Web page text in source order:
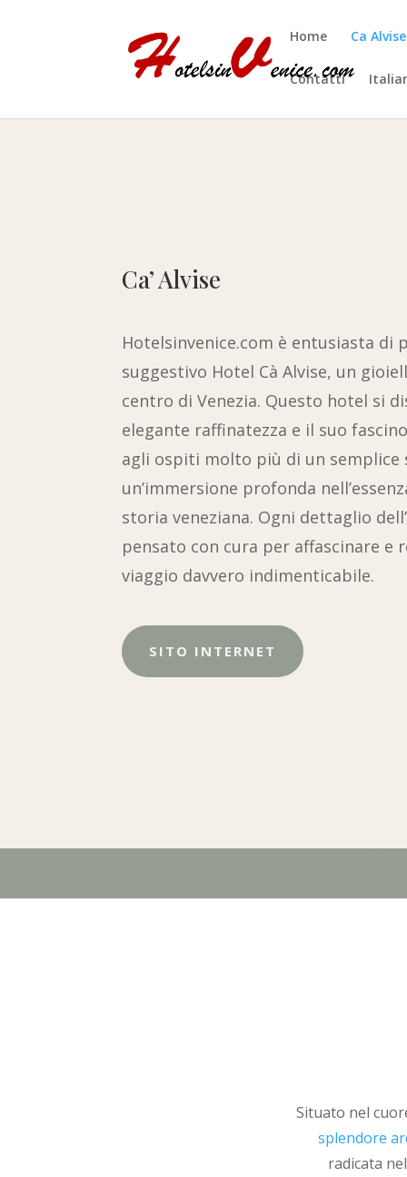
Home Ca Alvise
Contatti
Ca’ Alvise
Hotelsinvenice.com è entusiasta di
suggestivo Hotel Cà Alvise, un
centro di Venezia. Questo hotel si
elegante raffinatezza e il suo
agli ospiti molto più di un semplice
un’immersione profonda
storia veneziana. Ogni dettaglio
pensato con cura per affascinare e
viaggio davvero indimenticabile.
SITO INTERNET
Situato nel
splendore
radicata